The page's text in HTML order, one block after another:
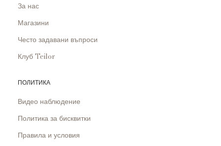
За нас
Магазини
Често задавани въпроси
Клуб Teilor
ПОЛИТИКА
Видео наблюдение
Политика за бисквитки
Правила и условия